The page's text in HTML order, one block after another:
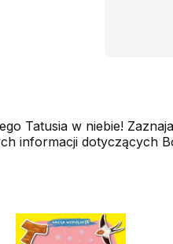
Tatusia w niebie!
informacji dotyczących